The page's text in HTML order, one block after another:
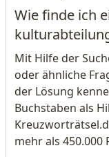
Wie finde ich
Mit Hilfe der
oder ähnliche
der Lösung
Buchstaben als
mehr als 450.000